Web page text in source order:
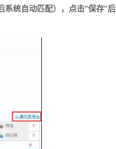
统自动匹配），点击“保存”后